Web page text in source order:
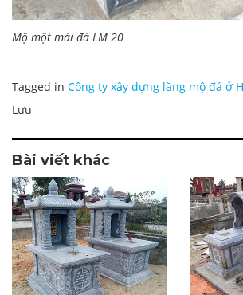
Mộ một mái đá LM 20
Tagged in Công ty xây dựng lăng mộ đá ở
Lưu
Bài viết khác